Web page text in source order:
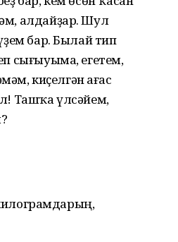
алдайҙар. Шул
бар. Былай тип
сығыуыма, егетем,
киҫелгән ағас
Ташҡа үлсәйем,